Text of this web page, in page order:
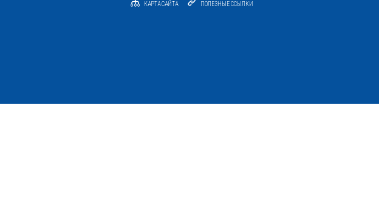
КАРТА САЙТА ПОЛЕЗНЫЕ ССЫЛКИ